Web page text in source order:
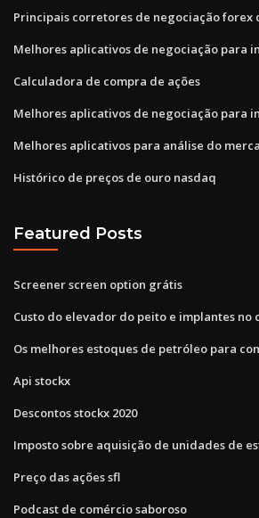
Principais corretores de negociação forex
Melhores aplicativos de negociação para
Calculadora de compra de ações
Melhores aplicativos de negociação para
Melhores aplicativos para análise do
Histórico de preços de ouro nasdaq
Featured Posts
Screener screen option grátis
Custo do elevador do peito e implantes no
Os melhores estoques de petróleo para
Api stockx
Descontos stockx 2020
Imposto sobre aquisição de unidades de
Preço das ações sfl
Podcast de comércio saboroso